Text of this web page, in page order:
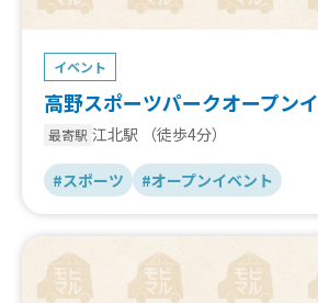
イベント
高野スポーツパークオープン
最寄駅 江北駅 （徒歩4分）
#スポーツ #オープンイベント